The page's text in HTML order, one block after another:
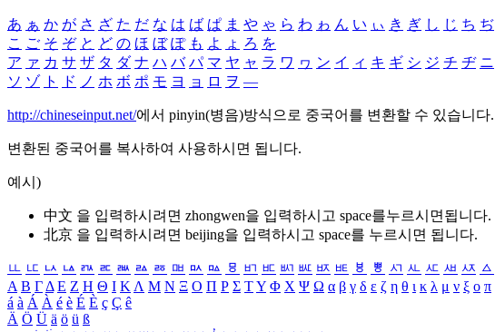
あ ぁ か が さ ざ た だ な は ば ぱ ま や ゃ ら わ ゎ ん い ぃ き ぎ し じ ち ぢ
こ ご そ ぞ と ど の ほ ぼ ぽ も よ ょ ろ を
ア ァ カ サ ザ タ ダ ナ ハ バ パ マ ヤ ャ ラ ワ ヮ ン イ ィ キ ギ シ ジ チ ヂ ニ
ソ ゾ ト ド ノ ホ ボ ポ モ ヨ ョ ロ ヲ ―
http://chineseinput.net/에서 pinyin(병음)방식으로 중국어를 변환할 수 있습니다.
변환된 중국어를 복사하여 사용하시면 됩니다.
예시)
中文 을 입력하시려면 zhongwen을 입력하시고 space를누르시면됩니다.
北京 을 입력하시려면 beijing을 입력하시고 space를 누르시면 됩니다.
ㅥ ㅦ ㅧ ㅨ ㅩ ㅪ ㅫ ㅬ ㅭ ㅮ ㅯ ㅰ ㅱ ㅲ ㅳ ㅴ ㅵ ㅶ ㅷ ㅸ ㅹ ㅺ ㅻ ㅼ ㅽ ㅾ ㅿ
Α Β ΓΔ Ε Ζ Η Θ Ι ΚΛ Μ Ν Ξ Ο Π Ρ Σ ΤΥ Φ Χ Ψ Ω α β γ δ ε ζ η θ ι κ λ μ ν ξ ο π
á à Á À é è É È ç Ç ê
Ä Ö Ü ä ö ü ß